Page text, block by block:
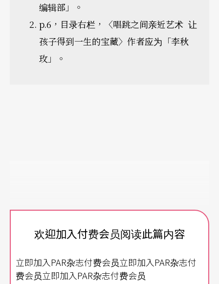
编辑部」。
p.6，目录右栏，〈唱跳之间亲近艺术 让
孩子得到一生的宝藏〉作者应为「李秋
玫」。
欢迎加入付费会员阅读此篇内容
立即加入PAR杂志付费会员立即加入PAR杂志付
费会员立即加入PAR杂志付费会员